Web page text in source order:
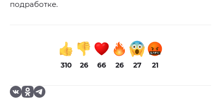
подработке.
310 26 66 26 27 21